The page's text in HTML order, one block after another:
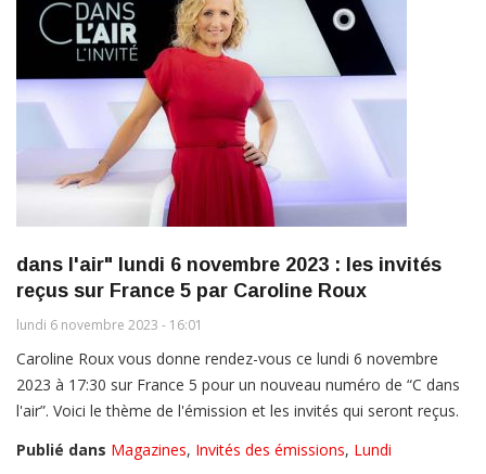
dans l'air" lundi 6 novembre 2023 : les invités
reçus sur France 5 par Caroline Roux
lundi 6 novembre 2023 - 16:01
Caroline Roux vous donne rendez-vous ce lundi 6 novembre
2023 à 17:30 sur France 5 pour un nouveau numéro de “C dans
l'air”. Voici le thème de l'émission et les invités qui seront reçus.
Publié dans Magazines, Invités des émissions, Lundi